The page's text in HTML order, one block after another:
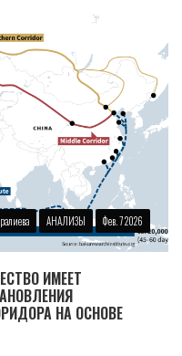
АНАЛИЗЫ Фев. 7 2026
ИМЕЕТ
НА ОСНОВЕ